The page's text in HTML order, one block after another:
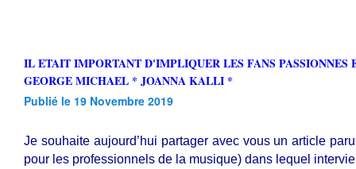
IL ETAIT IMPORTANT D'IMPLIQUER LES FANS PASSIONNES ET FIDELES DE
GEORGE MICHAEL * JOANNA KALLI *
Publié le 19 Novembre 2019
Je souhaite aujourd’hui partager avec vous un article
pour les professionnels de la musique) dans lequel